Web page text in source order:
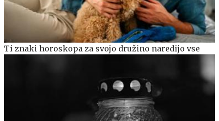
Ti znaki horoskopa za svojo družino naredijo vse